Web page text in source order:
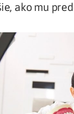
ako mu